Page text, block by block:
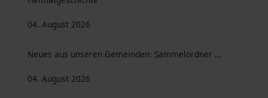
04. August 2026
Neues aus unseren Gemeinden: Sammelordner ...
04. August 2026